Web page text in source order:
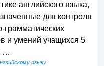
английского языка,
для контроля
грамматических
и умений учащихся 5
…
языку